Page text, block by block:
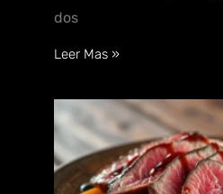
dos
Leer Mas »